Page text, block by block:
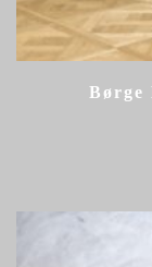
Børge